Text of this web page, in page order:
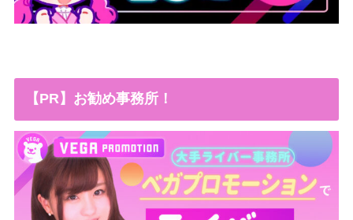
【PR】お勧め事務所！